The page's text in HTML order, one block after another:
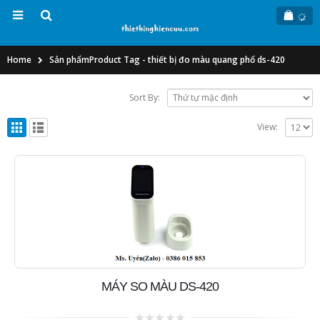
Home Sản phẩmProduct Tag -thiết bị đo màu quang phổ ds-420
Sort By:
View:
MÁY SO MÀU DS-420